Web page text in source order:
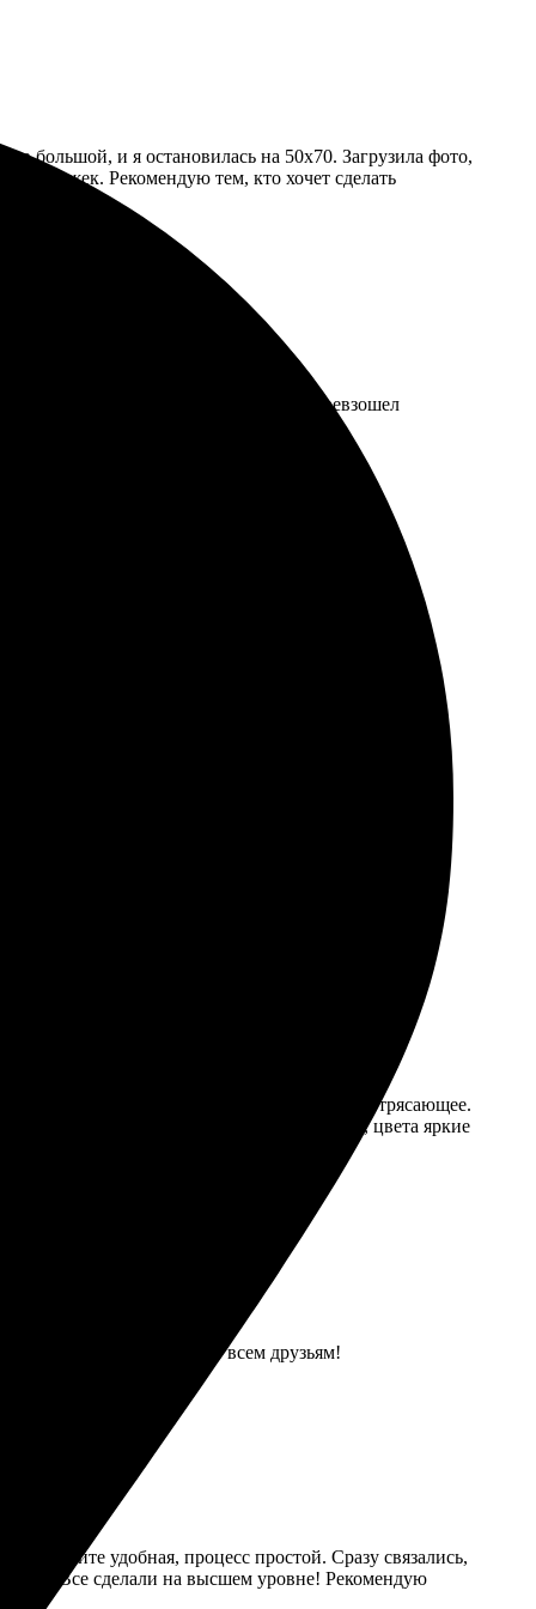
большой, и я остановилась на 50х70. Загрузила фото,
задержек. Рекомендую тем, кто хочет сделать
легкий и понятный. Результат превзошел
и быстрым. Загрузила изображение, выбрала
ничего не повредилось. Теперь этот холст
шикарное оформление. Всё идеально, цвет
материалов и качество печати просто потрясающее.
Результат превзошел ожидания, цвета яркие
Рекомендую всем друзьям!
на сайте удобная, процесс простой. Сразу связались,
Все сделали на высшем уровне! Рекомендую